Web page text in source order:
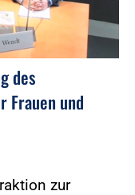
des
Frauen und
zur